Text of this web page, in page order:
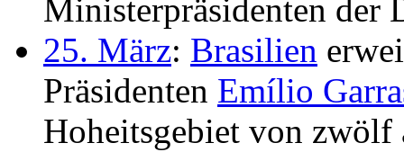
Ministerpräsidenten der
25. März: Brasilien
Präsidenten Emílio
Hoheitsgebiet von